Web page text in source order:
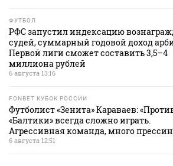
ФУТБОЛ
РФС запустил индексацию
судей, суммарный годовой доход
Первой лиги сможет составить 3,5–4
миллиона рублей
6 августа 13:16
FONBET КУБОК РОССИИ
Футболист «Зенита» Караваев:
«Балтики» всегда сложно играть.
Агрессивная команда, много
6 августа 12:51